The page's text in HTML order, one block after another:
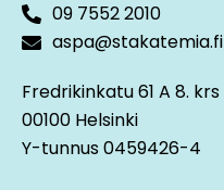
09 7552 2010
aspa@stakatemia.fi
Fredrikinkatu 61 A 8. krs
00100 Helsinki
Y-tunnus 0459426-4